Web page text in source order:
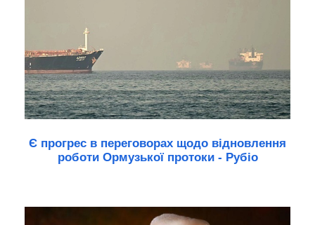
Є прогрес в переговорах щодо відновлення
роботи Ормузької протоки - Рубіо